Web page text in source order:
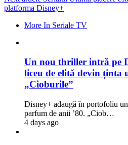
platforma Disney+
More In Seriale TV
Un nou thriller intră pe
liceu de elită devin ținta
„Cioburile”
Disney+ adaugă în portofoliu
parfum de anii ’80. „Ciob…
4 days ago